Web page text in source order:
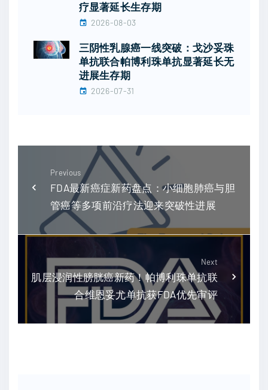
疗显著延长生存期
2026-08-03
三阴性乳腺癌一线突破：戈沙妥珠
单抗联合帕博利珠单抗显著延长无
进展生存期
2026-07-31
Previous
FDA最新癌症新药盘点：小细胞肺癌与胆
管癌等多项前沿疗法迎来突破性进展
Next
肌层浸润性膀胱癌新药！帕博利珠单抗联
合维恩妥尤单抗获FDA优先审评